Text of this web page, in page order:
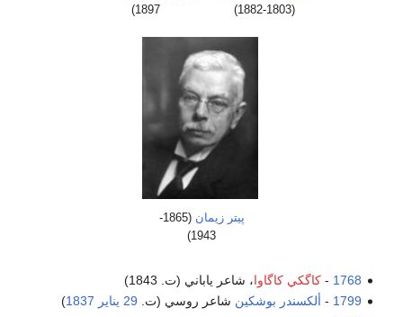
(1803-1882)
1897)
پيتر زيمان
(1865-
1943)
1768
-كاگكي كاگاوا، شاعر ياباني (ت. 1843)
1799
- ألكسندر بوشكين شاعر روسي (ت. 29 يناير 1837
)